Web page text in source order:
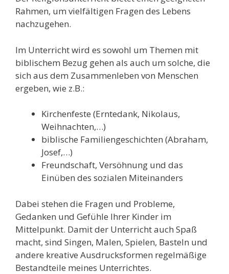
Rahmen, um vielfältigen Fragen des Lebens
nachzugehen.
Im Unterricht wird es sowohl um Themen mit
biblischem Bezug gehen als auch um solche, die
sich aus dem Zusammenleben von Menschen
ergeben, wie z.B.:
Kirchenfeste (Erntedank, Nikolaus,
Weihnachten,…)
biblische Familiengeschichten (Abraham,
Josef,…)
Freundschaft, Versöhnung und das
Einüben des sozialen Miteinanders
Dabei stehen die Fragen und Probleme,
Gedanken und Gefühle Ihrer Kinder im
Mittelpunkt. Damit der Unterricht auch Spaß
macht, sind Singen, Malen, Spielen, Basteln und
andere kreative Ausdrucksformen regelmäßige
Bestandteile meines Unterrichtes.